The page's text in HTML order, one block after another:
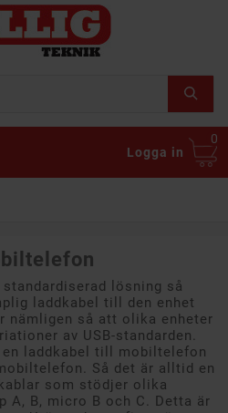
Logga in
0
lösning så
laddkabel till den enhet
nämligen så att olika enheter
av USB-standarden.
laddkabel till mobiltelefon
Så det är alltid en
som stödjer olika
A, B, micro B och C. Detta är